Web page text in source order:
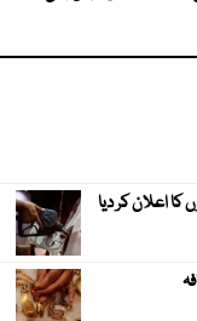
اعلان کر دیا